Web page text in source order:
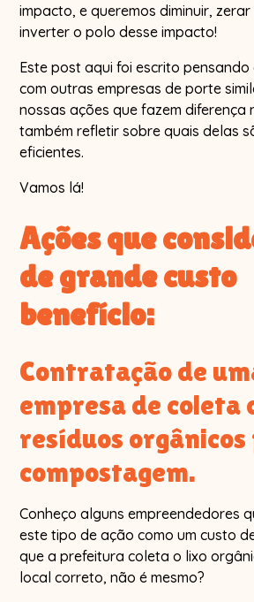
impacto, e queremos diminuir,
inverter o polo desse impacto!
Este post aqui foi escrito
com outras empresas de porte
nossas ações que fazem diferença
também refletir sobre quais delas
eficientes.
Vamos lá!
Ações que
de grande custo
benefício:
Contratação de
empresa de coleta
resíduos
compostagem.
Conheço alguns empreendedores
este tipo de ação como um custo
que a prefeitura coleta o lixo
local correto, não é mesmo?